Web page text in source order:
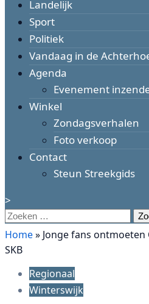
Landelijk
Sport
Politiek
Vandaag in de
Agenda
Evenement
Winkel
Zondagsverhalen
Foto verkoop
Contact
Steun Streekgids
>
Zoeken
naar:
Home» Jonge fans
SKB
Regionaal
Winterswijk